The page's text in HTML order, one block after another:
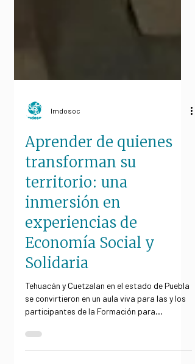
Aprender de quienes
transforman su
territorio: una
inmersión en
experiencias de
Economía Social y
Solidaria
Tehuacán y Cuetzalan en el estado de Puebla
se convirtieron en un aula viva para las y los
participantes de la Formación para